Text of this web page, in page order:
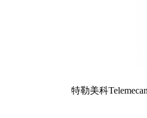
特勒美科